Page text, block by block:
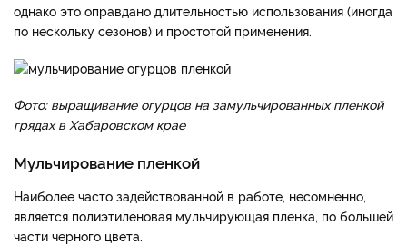
однако это оправдано длительностью использования (иногда
по нескольку сезонов) и простотой применения.
Фото: выращивание огурцов на замульчированных пленкой
грядах в Хабаровском крае
Мульчирование пленкой
Наиболее часто задействованной в работе, несомненно,
является полиэтиленовая мульчирующая пленка, по большей
части черного цвета.